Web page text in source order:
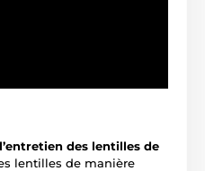
des lentilles de
lentilles de manière